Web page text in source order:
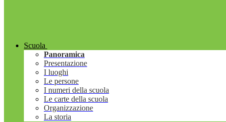
Scuola
Panoramica
Presentazione
I luoghi
Le persone
I numeri della scuola
Le carte della scuola
Organizzazione
La storia